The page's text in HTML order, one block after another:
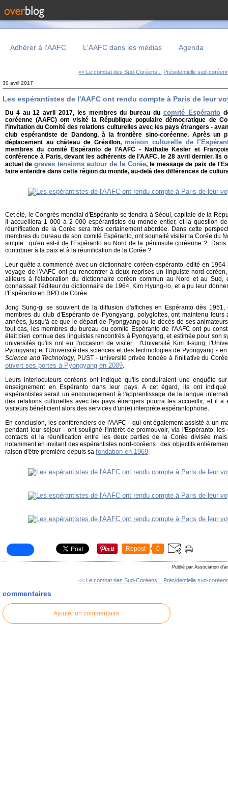
Adhérer à l'AAFC L'AAFC dans les médias Agenda
<< Le combat des Sud-Coréens... Présidentielle sud-
30 avril 2017
Les espérantistes de l'AAFC ont rendu compte à Paris de leur
Du 4 au 12 avril 2017, les membres du bureau du comité Espéranto
coréenne (AAFC) ont visité la République populaire démocratique de
l'invitation du Comité des relations culturelles avec les pays étrangers -
club espérantiste de Dandong, à la frontière sino-coréenne. Après un
déplacement auchâteau de Grésillon, maison culturelle de
membres du comité Espéranto de l'AAFC - Nathalie Kesler et
conférence à Paris, devant les adhérents de l'AAFC, le 28 avril dernier. Ils
actuel de graves tensions autour de la Corée, le message de paix de
faire entendre dans cette région du monde, au-delà des différences de
Cet été, le Congrès mondial d'Espéranto se tiendra à Séoul, capitale de la
Il accueillera 1 000 à 2 000 espérantistes du monde entier, et la question
réunification de la Corée sera très certainement abordée. Dans cette
membres du bureau de son comité Espéranto, ont souhaité visiter la Corée du
simple : qu'en est-il de l'Espéranto au Nord de la péninsule coréenne ?
contribuer à la paix et à la réunification de la Corée ?
Leur quête a commencé avec un dictionnaire coréen-espéranto, édité en
voyage de l'AAFC ont pu rencontrer à deux reprises un linguiste nord-
ailleurs à l'élaboration du dictionnaire coréen commun au Nord et au
connaissait l'éditeur du dictionnaire de 1964, Kim Hyung-ro, et a pu leur
l'Espéranto en RPD de Corée.
Jong Sung-gi se souvient de la diffusion d'affiches en Espéranto dès
membres du club d'Espéranto de Pyongyang, polyglottes, ont maintenu leurs
années, jusqu'à ce que le départ de Pyongyang ou le décès de ses
tout cas, les membres du bureau du comité Espéranto de l'AAFC ont pu
était bien connue des linguistes rencontrés à Pyongyang, et estimée pour son
universités qu'ils ont eu l'occasion de visiter : l'Université Kim Il-sung,
Pyongyang et l'Université des sciences et des technologies de Pyongyang -
Science and Technology, PUST - université privée fondée à l'initiative du
ouvert ses portes à Pyongyang en 2009.
Leurs interlocuteurs coréens ont indiqué qu'ils conduiraient une enquête
enseignement en Espéranto dans leur pays. A cet égard, ils ont
espérantistes serait un encouragement à l'apprentissage de la langue
des relations culturelles avec les pays étrangers pourra les accueillir, et il
visiteurs bénéficient alors des services d'un(e) interprète espérantophone.
En conclusion, les conférenciers de l'AAFC - qui ont également assisté à un
pendant leur séjour - ont souligné l'intérêt de promouvoir, via l'Espéranto,
contacts et la réunification entre les deux parties de la Corée divisée
notamment en invitant des espérantistes nord-coréens : des objectifs
raison d'être première depuis sa fondation en 1969.
Repost 0
Publié par Association
<< Le combat des Sud-Coréens... Présidentielle sud-
commentaires
Ajouter un commentaire